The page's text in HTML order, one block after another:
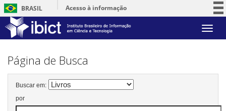
BRASIL
Acesso à informação
Serviços
Skip
Página de Busca
Buscar em:
por